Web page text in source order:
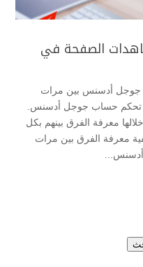
الصفحة في
جوجل أدسنس بين مرات
تحكم حساب جوجل أدسنس.
معرفة الفرق بينهم بكل
معرفة الفرق بين مرات